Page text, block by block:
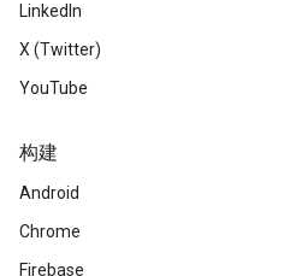
LinkedIn
X (Twitter)
YouTube
构建
Android
Chrome
Firebase